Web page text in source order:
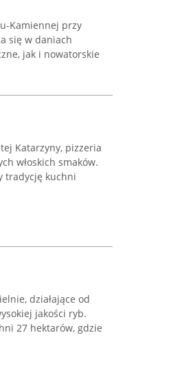
Kamiennej przy
się w daniach
jak i nowatorskie
Katarzyny, pizzeria
włoskich smaków.
tradycję kuchni
działające od
jakości ryb.
27 hektarów, gdzie